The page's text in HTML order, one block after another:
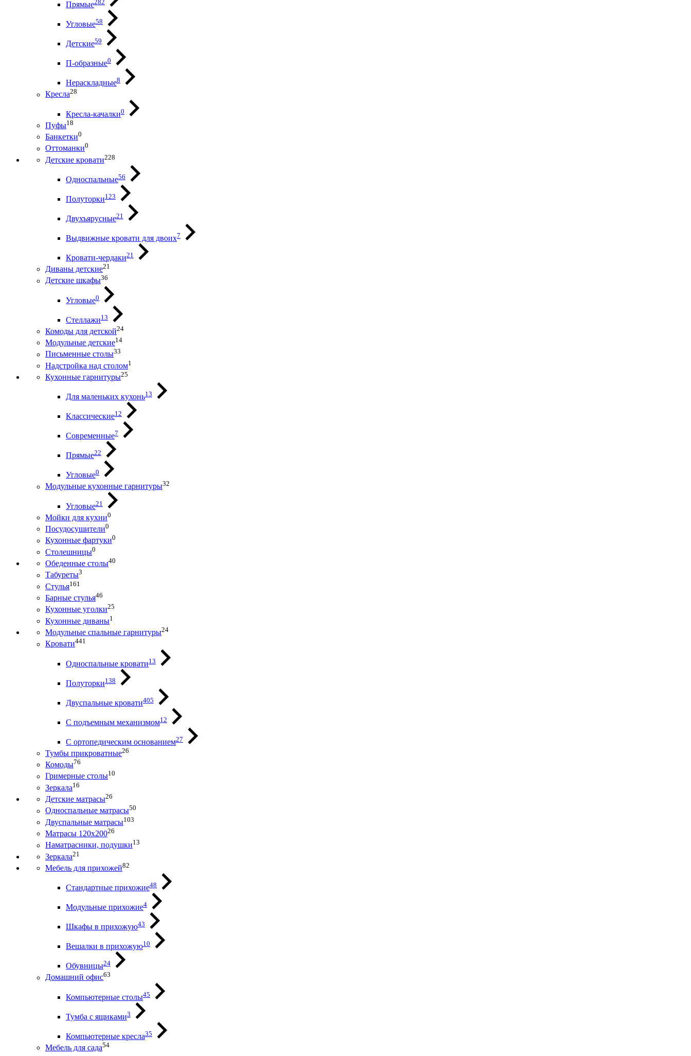
Прямые282
Угловые58
Детские59
П-образные0
Нераскладные8
Кресла28
Кресла-качалки0
Пуфы18
Банкетки0
Оттоманки0
Детские кровати228
Односпальные56
Полуторки123
Двухъярусные21
Выдвижные кровати для двоих7
Кровати-чердаки21
Диваны детские21
Детские шкафы36
Угловые0
Стеллажи13
Комоды для детской24
Модульные детские14
Письменные столы33
Надстройка над столом1
Кухонные гарнитуры25
Для маленьких кухонь13
Классические12
Современные7
Прямые22
Угловые0
Модульные кухонные гарнитуры32
Угловые21
Мойки для кухни0
Посудосушители0
Кухонные фартуки0
Столешницы0
Обеденные столы40
Табуреты3
Стулья161
Барные стулья46
Кухонные уголки25
Кухонные диваны1
Модульные спальные гарнитуры24
Кровати441
Односпальные кровати13
Полуторки138
Двуспальные кровати405
С подъемным механизмом12
С ортопедическим основанием27
Тумбы прикроватные26
Комоды76
Гримерные столы10
Зеркала16
Детские матрасы26
Односпальные матрасы50
Двуспальные матрасы103
Матрасы 120х20026
Наматрасники, подушки13
Зеркала21
Мебель для прихожей82
Стандартные прихожие48
Модульные прихожие4
Шкафы в прихожую43
Вешалки в прихожую10
Обувницы24
Домашний офис63
Компьютерные столы45
Тумба с ящиками3
Компьютерные кресла35
Мебель для сада54